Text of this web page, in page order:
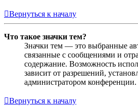
Вернуться к началу
Что такое значки тем?
Значки тем — это выбранные
связанные с сообщениями и
содержание. Возможность
зависит от разрешений,
администратором конференции.
Вернуться к началу